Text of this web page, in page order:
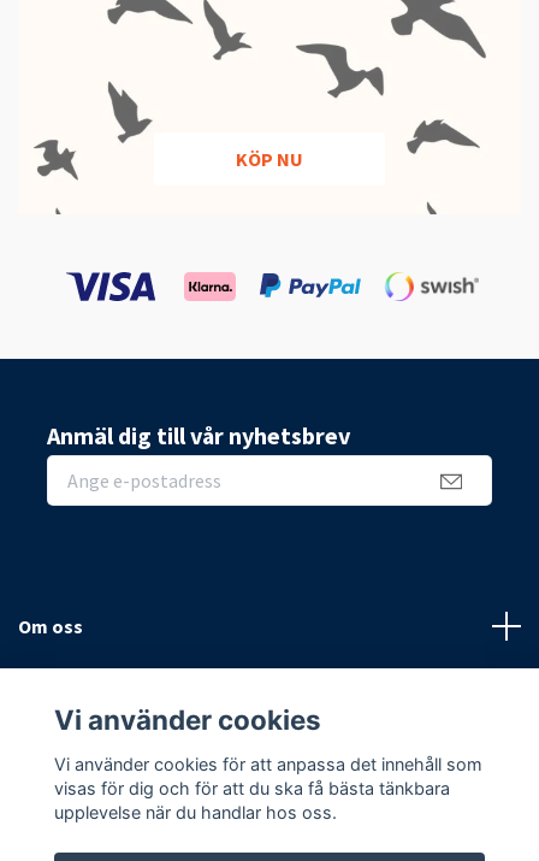
KÖP NU
Anmäl dig till vår nyhetsbrev
Om oss
Sociala medier
Vi använder cookies
Vi använder cookies för att anpassa det innehåll som
visas för dig och för att du ska få bästa tänkbara
upplevelse när du handlar hos oss.